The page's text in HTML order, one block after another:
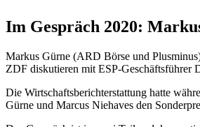
Im Gespräch 2020:
Markus Gürne (ARD Börse und
ZDF diskutieren mit ESP-Geschäftsführer
Die Wirtschaftsberichterstattung hatte
Gürne und Marcus Niehaves den